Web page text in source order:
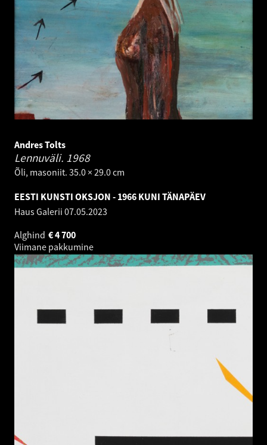
Andres Tolts
Lennuväli. 1968
Õli, masoniit. 35.0 × 29.0 cm
EESTI KUNSTI OKSJON - 1966 KUNI TÄNAPÄEV
Haus Galerii 07.05.2023
Alghind
4 700
€
Viimane pakkumine